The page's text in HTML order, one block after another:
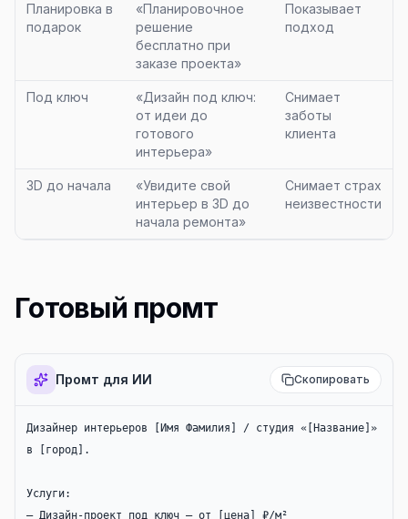
Планировка в
подарок
«Планировочное
решение
бесплатно при
заказе проекта»
Показывает
подход
Под ключ
«Дизайн под ключ:
от идеи до
готового
интерьера»
Снимает
заботы
клиента
3D до начала
«Увидите свой
интерьер в 3D до
начала ремонта»
Снимает страх
неизвестности
Готовый промт
Промт для ИИ Скопировать
Дизайнер интерьеров [Имя Фамилия] / студия «[Название]»
в [город].
Услуги:
— Дизайн-проект под ключ — от [цена] ₽/м²